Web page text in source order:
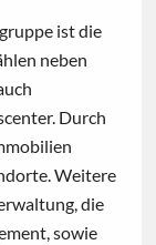
ist die
neben
Durch
Weitere
die
sowie